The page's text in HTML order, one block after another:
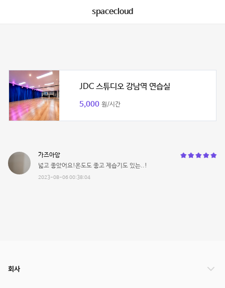
spacecloud
JDC 스튜디오 강남역 연습실
5,000 원/시간
가즈아앙
넓고 좋았어요!온도도 좋고 제습기도 있는..!
2023-08-06 00:38:04
회사